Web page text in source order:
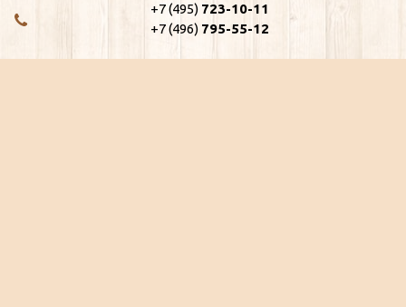
+7 (495) 723-10-11
+7 (496) 795-55-12